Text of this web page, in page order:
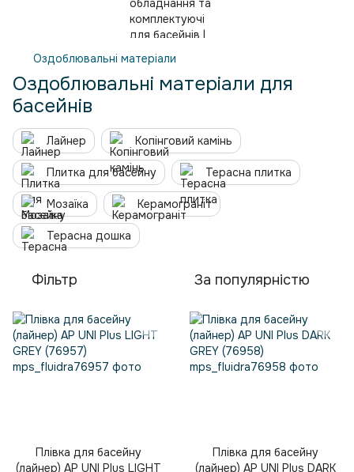
Оздоблювальні матеріали
Оздоблювальні матеріали для
басейнів
Лайнер Копінговий камінь
Плитка для басейну Терасна плитка
Мозаїка Керамограніт
Терасна дошка
Фільтр За популярністю
Плівка для басейну
(лайнер) AP UNI Plus LIGHT
Плівка для басейну
(лайнер) AP UNI Plus DARK